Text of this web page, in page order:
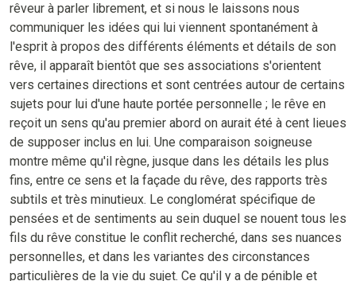
rêveur à parler librement, et si nous le laissons nous
communiquer les idées qui lui viennent spontanément à
l'esprit à propos des différents éléments et détails de son
rêve, il apparaît bientôt que ses associations s'orientent
vers certaines directions et sont centrées autour de certains
sujets pour lui d'une haute portée personnelle ; le rêve en
reçoit un sens qu'au premier abord on aurait été à cent lieues
de supposer inclus en lui. Une comparaison soigneuse
montre même qu'il règne, jusque dans les détails les plus
fins, entre ce sens et la façade du rêve, des rapports très
subtils et très minutieux. Le conglomérat spécifique de
pensées et de sentiments au sein duquel se nouent tous les
fils du rêve constitue le conflit recherché, dans ses nuances
personnelles, et dans les variantes des circonstances
particulières de la vie du sujet. Ce qu'il y a de pénible et